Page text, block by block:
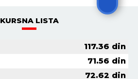
KURSNA LISTA
117.36 din
71.56 din
72.62 din